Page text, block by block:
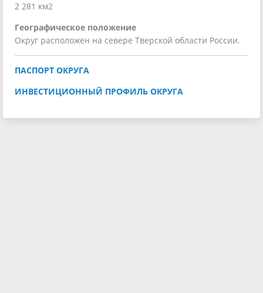
2 281 км2
Географическое положение
Округ расположен на севере Тверской области России.
ПАСПОРТ ОКРУГА
ИНВЕСТИЦИОННЫЙ ПРОФИЛЬ ОКРУГА